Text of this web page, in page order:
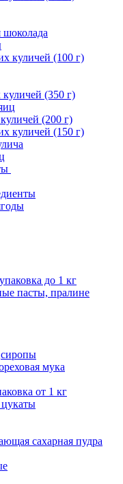
куличей (100 г)
(350 г)
(200 г)
куличей (150 г)
до 1 кг
пасты, пралине
мука
от 1 кг
сахарная пудра